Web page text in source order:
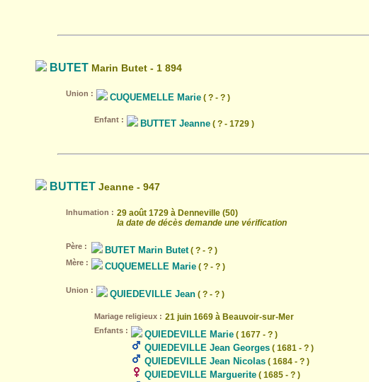
BUTET Marin Butet - 1 894
Union : CUQUEMELLE Marie ( ? - ? )
Enfant : BUTTET Jeanne ( ? - 1729 )
BUTTET Jeanne - 947
Inhumation : 29 août 1729 à Denneville (50)
la date de décès demande une vérification
Père : BUTET Marin Butet( ? - ? )
Mère : CUQUEMELLE Marie ( ? - ? )
Union : QUIEDEVILLE Jean ( ? - ? )
Mariage religieux : 21 juin 1669 à Beauvoir-sur-Mer
Enfants : QUIEDEVILLE Marie ( 1677 - ? )
QUIEDEVILLE Jean Georges ( 1681 - ? )
QUIEDEVILLE Jean Nicolas ( 1684 - ? )
QUIEDEVILLE Marguerite ( 1685 - ? )